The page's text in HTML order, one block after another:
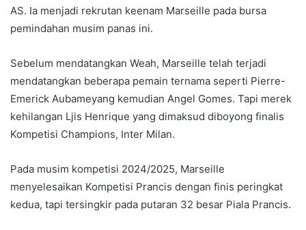
AS. Ia menjadi rekrutan keenam Marseille pada bursa
pemindahan musim panas ini.
Sebelum mendatangkan Weah, Marseille telah terjadi
mendatangkan beberapa pemain ternama seperti Pierre-
Emerick Aubameyang kemudian Angel Gomes. Tapi merek
kehilangan Ljis Henrique yang dimaksud diboyong finalis
Kompetisi Champions, Inter Milan.
Pada musim kompetisi 2024/2025, Marseille
menyelesaikan Kompetisi Prancis dengan finis peringkat
kedua, tapi tersingkir pada putaran 32 besar Piala Prancis.